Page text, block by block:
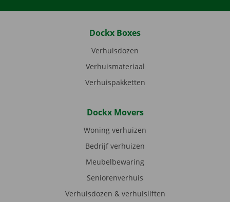
Dockx Boxes
Verhuisdozen
Verhuismateriaal
Verhuispakketten
Dockx Movers
Woning verhuizen
Bedrijf verhuizen
Meubelbewaring
Seniorenverhuis
Verhuisdozen & verhuisliften